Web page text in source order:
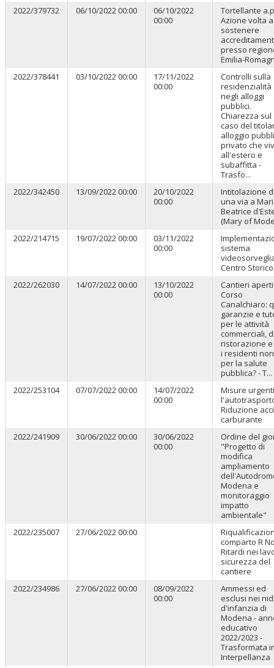
2022/379732
06/10/2022 00:00
06/10/2022
00:00
Tortellante
Azione volta a
sostenere
presso
Emilia-
2022/378441
03/10/2022 00:00
17/11/2022
00:00
Controlli sulla
residenzialità
negli alloggi
pubblici.
Chiarezza sul
caso del
alloggio
privato che
all'estero e
subaffitta -
Trasfo...
2022/342450
13/09/2022 00:00
20/10/2022
00:00
Intitolazione
una via a
Beatrice
(Mary of
2022/214715
19/07/2022 00:00
03/11/2022
00:00
sistema
Centro Storico
2022/262030
14/07/2022 00:00
13/10/2022
00:00
Cantieri
Corso
Canalchiaro:
garanzie e
per le attività
commerciali,
ristorazione
i residenti
per la salute
pubblica? - T...
2022/253104
07/07/2022 00:00
14/07/2022
00:00
Misure
Riduzione
carburante
2022/241909
30/06/2022 00:00
30/06/2022
00:00
Ordine del
"Progetto di
modifica
ampliamento
Modena e
monitoraggio
impatto
ambientale"
2022/235007
27/06/2022 00:00
comparto R
Ritardi nei
sicurezza del
cantiere
2022/234986
27/06/2022 00:00
08/09/2022
00:00
Ammessi ed
esclusi nei
d'infanzia di
Modena -
educativo
2022/2023 -
Trasformata
Interpellanza